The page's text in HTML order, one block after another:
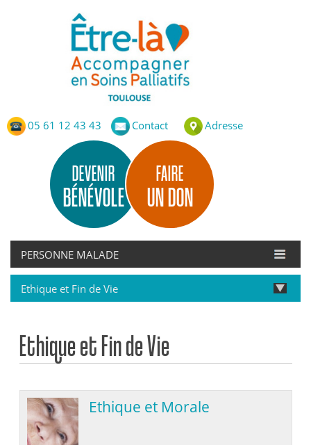
05 61 12 43 43 Contact Adresse
Etre-Là – ASP Toulouse
Accompagnement en Soins Palliatifs de Toulouse
FAIRE
UN DON
DEVENIR
BÉNÉVOLE
Ethique et Fin de Vie
Ethique et Morale